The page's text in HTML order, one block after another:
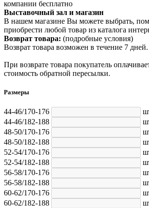
компании бесплатно
Выставочный зал и магазин
В нашем магазине Вы можете выбрать,
приобрести любой товар из каталога
Возврат товара: (подробные условия)
Возврат товара возможен в течение 7 дней.
При возврате товара покупатель
стоимость обратной пересылки.
Размеры
44-46/170-176
44-46/182-188
48-50/170-176
48-50/182-188
52-54/170-176
52-54/182-188
56-58/170-176
56-58/182-188
60-62/170-176
60-62/182-188